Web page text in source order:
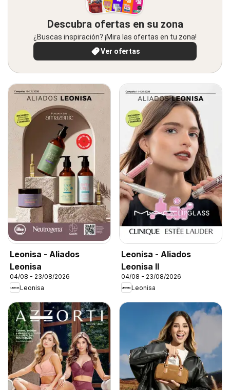
Descubra ofertas en su zona
¿Buscas inspiración? ¡Mira las ofertas en tu zona!
Ver ofertas
Leonisa - Aliados
Leonisa
04/08 - 23/08/2026
Leonisa
Leonisa - Aliados
Leonisa II
04/08 - 23/08/2026
Leonisa